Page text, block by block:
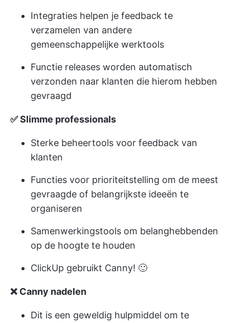
Integraties helpen je feedback te
verzamelen van andere
gemeenschappelijke werktools
Functie releases worden automatisch
verzonden naar klanten die hierom hebben
gevraagd
✅ Slimme professionals
Sterke beheertools voor feedback van
klanten
Functies voor prioriteitstelling om de meest
gevraagde of belangrijkste ideeën te
organiseren
Samenwerkingstools om belanghebbenden
op de hoogte te houden
ClickUp gebruikt Canny! 🙂
❌ Canny nadelen
Dit is een geweldig hulpmiddel om te